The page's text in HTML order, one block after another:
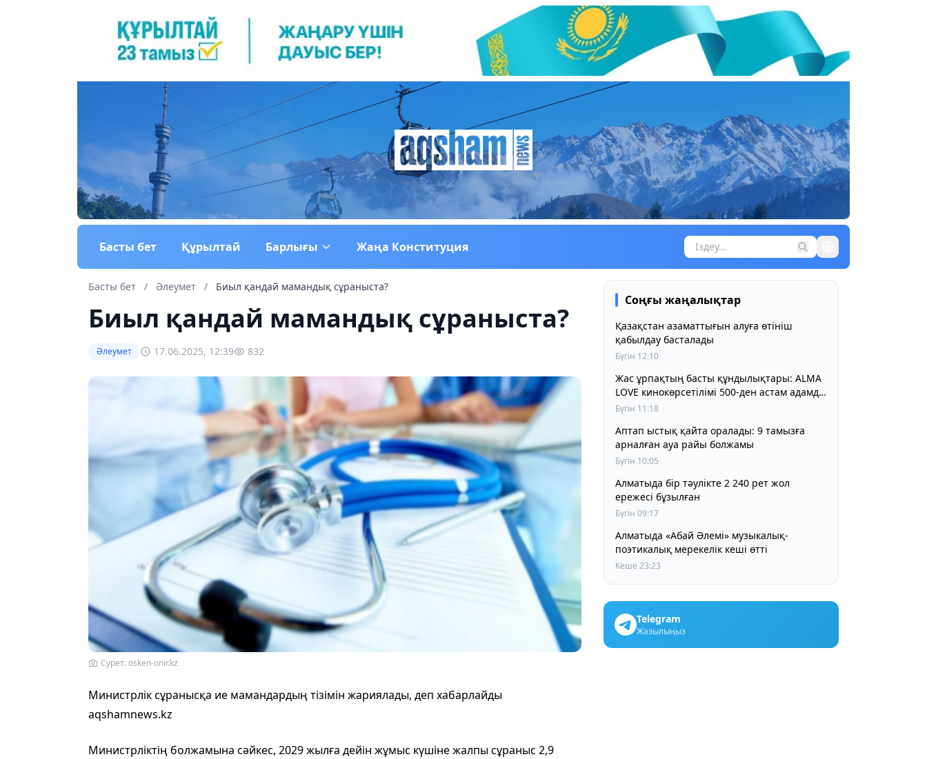
Басты бет Құрылтай Барлығы Жаңа Конституция
Басты бет / Әлеумет / Биыл қандай мамандық сұраныста?
Биыл қандай мамандық сұраныста?
Әлеумет 17.06.2025, 12:39 832
Сурет: osken-onir.kz
Министрлік сұранысқа ие мамандардың тізімін жариялады, деп хабарлайды
aqshamnews.kz
Министрліктің болжамына сәйкес, 2029 жылға дейін жұмыс күшіне жалпы сұраныс 2,9
Соңғы жаңалықтар
Қазақстан азаматтығын алуға өтініш
қабылдау басталады
Бүгін 12:10
Жас ұрпақтың басты құндылықтары: ALMA
LOVE кинокөрсетілімі 500-ден астам адамды
біріктірді
Бүгін 11:18
Аптап ыстық қайта оралады: 9 тамызға
арналған ауа райы болжамы
Бүгін 10:05
Алматыда бір тәулікте 2 240 рет жол
ережесі бұзылған
Бүгін 09:17
Алматыда «Абай Әлемі» музыкалық-
поэтикалық мерекелік кеші өтті
Кеше 23:23
Telegram
Жазылыңыз